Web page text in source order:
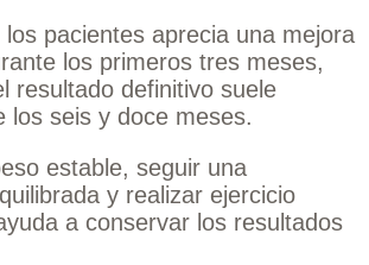
pacientes aprecia una mejora
los primeros tres meses,
resultado definitivo suele
los seis y doce meses.
estable, seguir una
y realizar ejercicio
a conservar los resultados